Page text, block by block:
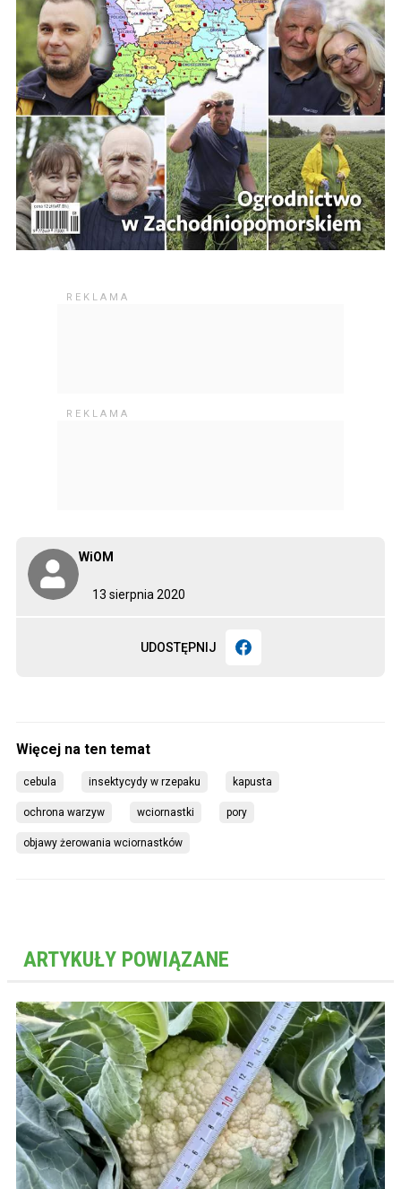
13 sierpnia 2020
WiOM
UDOSTĘPNIJ
cebula insektycydy w rzepaku kapusta
ochrona warzyw wciornastki pory
objawy żerowania wciornastków
ARTYKUŁY POWIĄZANE